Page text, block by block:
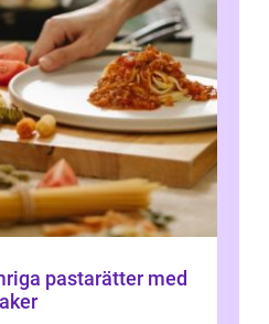
pastarätter med